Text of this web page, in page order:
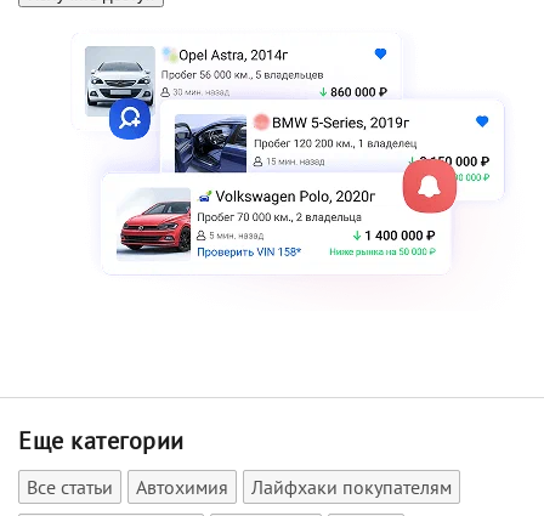
Еще категории
Все статьи Автохимия
Лайфхаки покупателям